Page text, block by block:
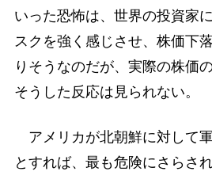
いった恐怖は、世界の投資家
スクを強く感じさせ、株価下
りそうなのだが、実際の株価
そうした反応は見られない。
アメリカが北朝鮮に対して
とすれば、最も危険にさらさ